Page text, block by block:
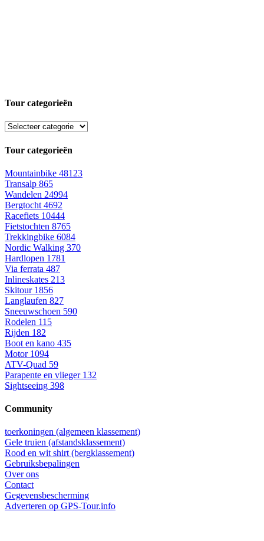
Tour categorieën
Tour categorieën
Mountainbike 48123
Transalp 865
Wandelen 24994
Bergtocht 4692
Racefiets 10444
Fietstochten 8765
Trekkingbike 6084
Nordic Walking 370
Hardlopen 1781
Via ferrata 487
Inlineskates 213
Skitour 1856
Langlaufen 827
Sneeuwschoen 590
Rodelen 115
Rijden 182
Boot en kano 435
Motor 1094
ATV-Quad 59
Parapente en vlieger 132
Sightseeing 398
Community
toerkoningen (algemeen klassement)
Gele truien (afstandsklassement)
Rood en wit shirt (bergklassement)
Gebruiksbepalingen
Over ons
Contact
Gegevensbescherming
Adverteren op GPS-Tour.info